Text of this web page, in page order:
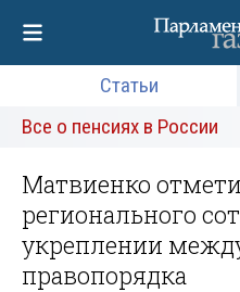
Статьи
Все о пенсиях в России
Матвиенко
регионального
укреплении
правопорядка